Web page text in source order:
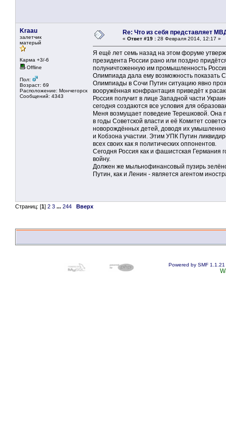
Kraau
залетчик
матерый
Карма +3/-6
Offline
Пол:
Возраст: 69
Расположение: Мончегорск
Сообщений: 4343
Re: Что из себя представляет
« Ответ #19 : 28 Февраля 2014, 12:17 »
Я ещё лет семь назад на этом форуме
президента России рано или поздно
полуничтоженную им промышленность
Олимпиада дала ему возможность показать
Олимпиады в Сочи Путин ситуацию явно
вооружённая конфрантация приведёт к
Россия получит в лице Западной части
сегодня создаются все условия для
Меня возмущает поведеие Терешковой. Она
в годы Советской власти и её Комитет
новорождённых детей, доводя их умышленно
и Кобзона участии. Этим УПК Путин
всех своих как я политических оппонентов.
Сегодня Россия как и фашистская Германия
войну.
Должен же мыльнофинансовый пузирь
Путин, как и Ленин - является агентом
Страниц: [1] 2 3 ... 244 Вверх
Powered by SMF 1.1.21